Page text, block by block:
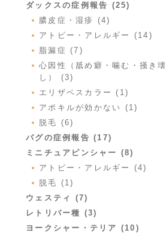
ダックスの症例報告 (25)
膿皮症・湿疹 (4)
アトピー・アレルギー (14)
脂漏症 (7)
心因性（舐め癖・噛む・掻き壊
し） (3)
エリザベスカラー (1)
アポキルが効かない (1)
脱毛 (6)
パグの症例報告 (17)
ミニチュアピンシャー (8)
アトピー・アレルギー (4)
脱毛 (1)
ウェスティ (7)
レトリバー種 (3)
ヨークシャー・テリア (10)